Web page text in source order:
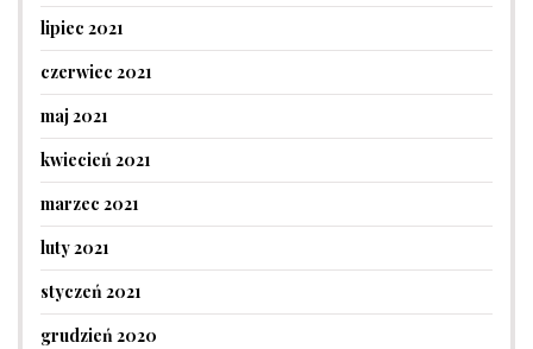
lipiec 2021
czerwiec 2021
maj 2021
kwiecień 2021
marzec 2021
luty 2021
styczeń 2021
grudzień 2020